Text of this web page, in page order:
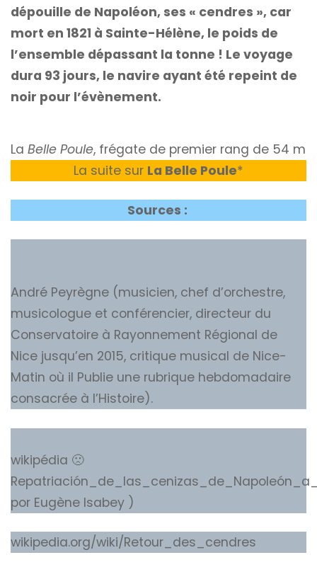
dépouille de Napoléon, ses « cendres », car
mort en 1821 à Sainte-Hélène, le poids de
l’ensemble dépassant la tonne ! Le voyage
dura 93 jours, le navire ayant été repeint de
noir pour l’évènement.
La Belle Poule, frégate de premier rang de 54 m
La suite sur La Belle Poule*
Sources :
André Peyrègne (musicien, chef d’orchestre,
musicologue et conférencier, directeur du
Conservatoire à Rayonnement Régional de
Nice jusqu’en 2015, critique musical de Nice-
Matin où il Publie une rubrique hebdomadaire
consacrée à l’Histoire).
wikipédia 🙁
por Eugène Isabey )
wikipedia.org/wiki/Retour_des_cendres